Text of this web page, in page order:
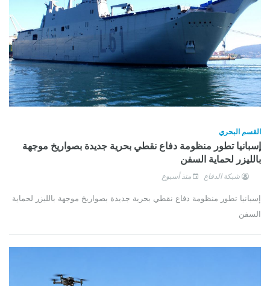
القسم البحري
إسبانيا تطور منظومة دفاع نقطي بحرية جديدة بصواريخ موجهة
بالليزر لحماية السفن
شبكة الدفاع منذ أسبوع
إسبانيا تطور منظومة دفاع نقطي بحرية جديدة بصواريخ موجهة بالليزر لحماية
السفن